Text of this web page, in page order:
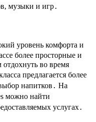
музыки и игр․
уровень комфорта и
более просторные и
отдохнуть во время
предлагается более
напитков․ На
можно найти
услугах․